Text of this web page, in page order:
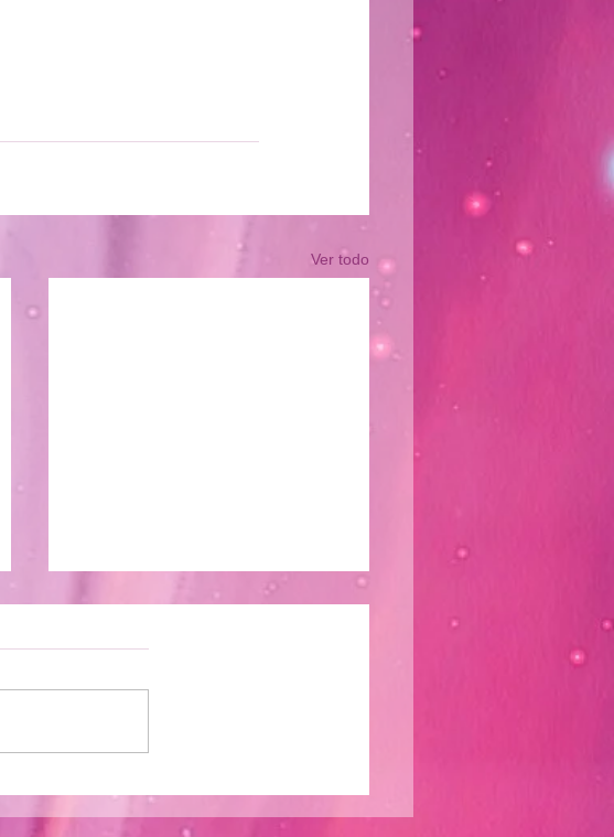
Ver todo
Discernimiento, Lógica
y sentido común